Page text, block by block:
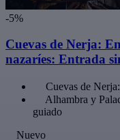
-5%
Cuevas de Nerja:
nazaríes: Entrada
Cuevas de
Alhambra y
guiado
Nuevo